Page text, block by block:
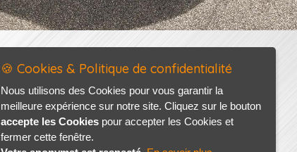
🍪 Cookies & Politique de confidentialité
Nous utilisons des Cookies pour vous garantir la
meilleure expérience sur notre site. Cliquez sur le bouton
accepte les Cookies pour accepter les Cookies et
fermer cette fenêtre.